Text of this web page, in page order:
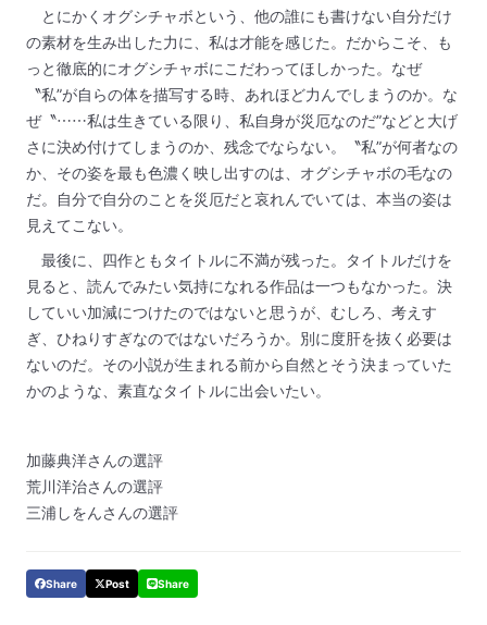
とにかくオグシチャボという、他の誰にも書けない自分だけ
の素材を生み出した力に、私は才能を感じた。だからこそ、も
っと徹底的にオグシチャボにこだわってほしかった。なぜ
〝私”が自らの体を描写する時、あれほど力んでしまうのか。な
ぜ〝……私は生きている限り、私自身が災厄なのだ”などと大げ
さに決め付けてしまうのか、残念でならない。〝私”が何者なの
か、その姿を最も色濃く映し出すのは、オグシチャボの毛なの
だ。自分で自分のことを災厄だと哀れんでいては、本当の姿は
見えてこない。
最後に、四作ともタイトルに不満が残った。タイトルだけを
見ると、読んでみたい気持になれる作品は一つもなかった。決
していい加減につけたのではないと思うが、むしろ、考えす
ぎ、ひねりすぎなのではないだろうか。別に度肝を抜く必要は
ないのだ。その小説が生まれる前から自然とそう決まっていた
かのような、素直なタイトルに出会いたい。
加藤典洋さんの選評
荒川洋治さんの選評
三浦しをんさんの選評
Share Post Share